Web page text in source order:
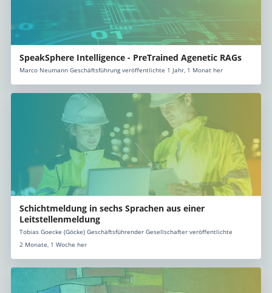
SpeakSphere Intelligence - PreTrained Agenetic RAGs
Marco Neumann Geschäftsführung veröffentlichte 1 Jahr, 1 Monat her
Schichtmeldung in sechs Sprachen aus einer
Leitstellenmeldung
Tobias Goecke (Göcke) Geschäftsführender Gesellschafter veröffentlichte
2 Monate, 1 Woche her